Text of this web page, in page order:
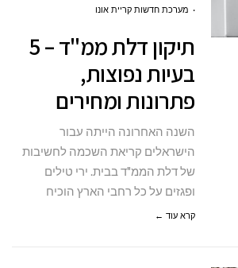
בעיות
מערכת חדשות קריית אונו
תיקון דלת ממ"ד – 5
בעיות נפוצות,
פתרונות ומחירים
השנה האחרונה הייתה עבור
הישראלים קריאת השכמה לחשיבות
של דלת הממ"ד בבית. ירי טילים
ופגזים על כל רחבי הארץ הוכיח
קרא עוד ←